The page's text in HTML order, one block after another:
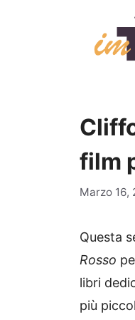
film
Marzo 16,
Questa
Rosso
libri
più